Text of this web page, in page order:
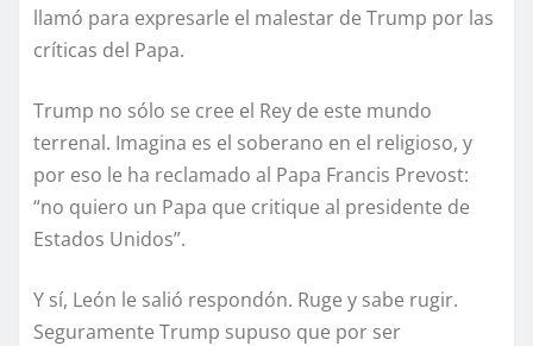
llamó para expresarle el malestar de Trump por las
críticas del Papa.
Trump no sólo se cree el Rey de este mundo
terrenal. Imagina es el soberano en el religioso, y
por eso le ha reclamado al Papa Francis Prevost:
“no quiero un Papa que critique al presidente de
Estados Unidos”.
Y sí, León le salió respondón. Ruge y sabe rugir.
Seguramente Trump supuso que por ser